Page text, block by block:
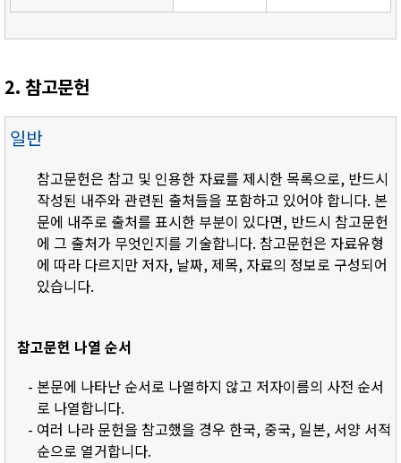
2. 참고문헌
일반
참고문헌은 참고 및 인용한 자료를 제시한 목록으로, 반드시
작성된 내주와 관련된 출처들을 포함하고 있어야 합니다. 본
문에 내주로 출처를 표시한 부분이 있다면, 반드시 참고문헌
에 그 출처가 무엇인지를 기술합니다. 참고문헌은 자료유형
에 따라 다르지만 저자, 날짜, 제목, 자료의 정보로 구성되어
있습니다.
참고문헌 나열 순서
- 본문에 나타난 순서로 나열하지 않고 저자이름의 사전 순서
로 나열합니다.
- 여러 나라 문헌을 참고했을 경우 한국, 중국, 일본, 서양 서적
순으로 열거합니다.